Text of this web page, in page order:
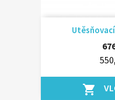
shopping_cart